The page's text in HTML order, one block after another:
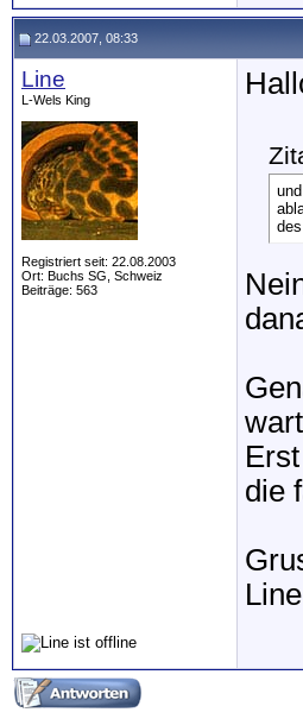
22.03.2007, 08:33
Line
L-Wels King
Registriert seit: 22.08.2003
Ort: Buchs SG, Schweiz
Beiträge: 563
die
Line